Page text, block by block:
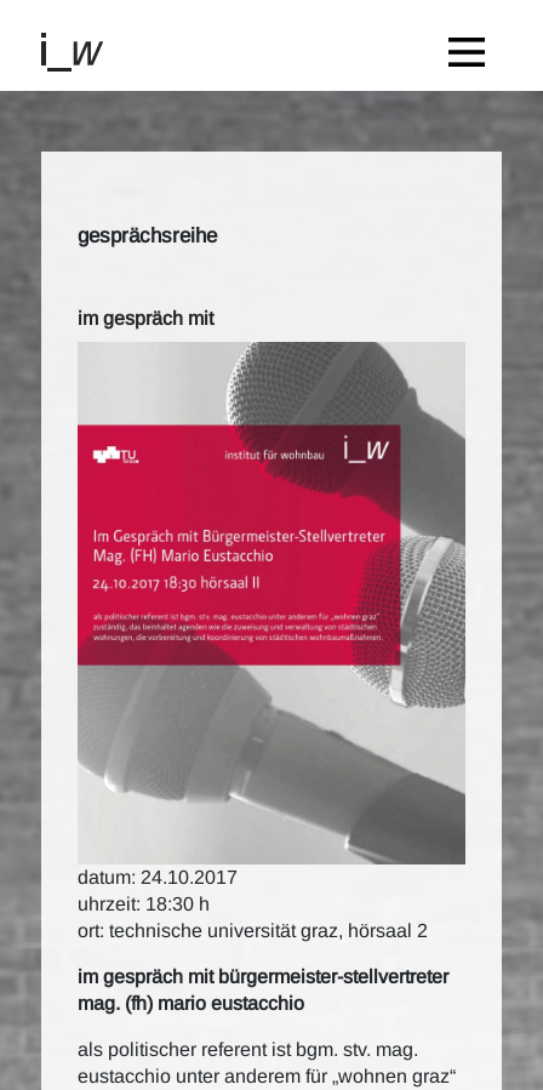
gesprächsreihe
im gespräch mit
datum: 24.10.2017
uhrzeit: 18:30 h
ort: technische universität graz, hörsaal 2
im gespräch mit bürgermeister-stellvertreter
mag. (fh) mario eustacchio
als politischer referent ist bgm. stv. mag.
eustacchio unter anderem für „wohnen graz“